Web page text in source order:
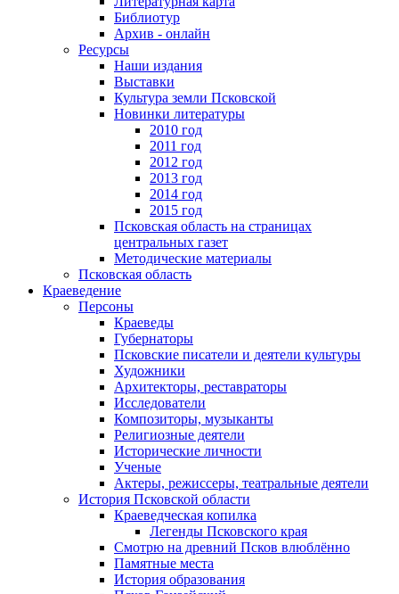
Библиотур
Архив - онлайн
Ресурсы
Наши издания
Выставки
Культура земли Псковской
Новинки литературы
2010 год
2011 год
2012 год
2013 год
2014 год
2015 год
Псковская область на страницах
центральных газет
Методические материалы
Псковская область
Краеведение
Персоны
Краеведы
Губернаторы
Псковские писатели и деятели культуры
Художники
Архитекторы, реставраторы
Исследователи
Композиторы, музыканты
Религиозные деятели
Исторические личности
Ученые
Актеры, режиссеры, театральные деятели
История Псковской области
Краеведческая копилка
Легенды Псковского края
Смотрю на древний Псков влюблённо
Памятные места
История образования